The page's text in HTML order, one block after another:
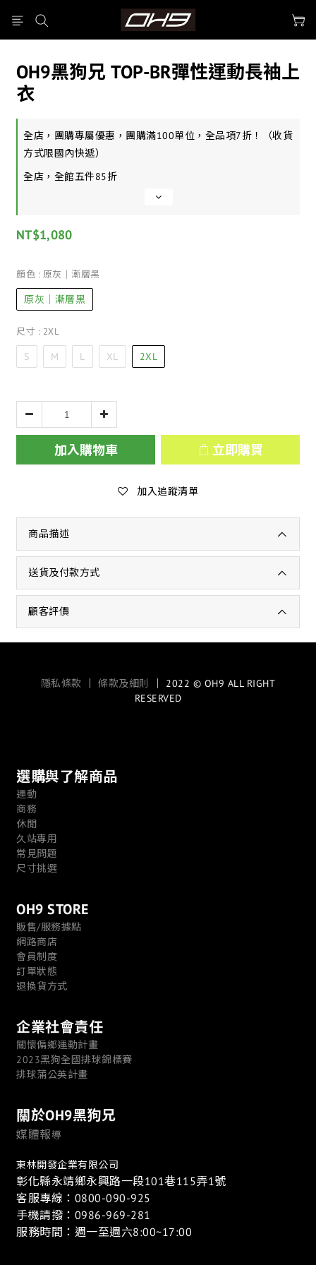
OH9黑狗兄 TOP-BR彈性運動長袖上
衣
全店，團購專屬優惠，團購滿100單位，全品項7折！（收貨
方式限國內快遞）
全店，全館五件85折
NT$1,080
顏色 : 原灰｜漸層黑
原灰｜漸層黑
尺寸 : 2XL
S M L XL 2XL
加入購物車 立即購買
加入追蹤清單
商品描述
送貨及付款方式
顧客評價
隱私條款 ｜條款及細則
｜ 2022 © OH9 ALL RIGHT
RESERVED
選購與了解商品
運動
商務
休閒
久站專用
常見問題
尺寸挑選
OH9 STORE
販售/服務據點
網路商店
會員制度
訂單狀態
退換貨方式
企業社會責任
關懷偏鄉運動計畫
2023黑狗全國排球錦標賽
排球蒲公英計畫
關於OH9黑狗兄
媒體報導
東林開發企業有限公司
彰化縣永靖鄉永興路一段101巷115弄1號
客服專線：0800-090-925
手機請撥：0986-969-281
服務時間：週一至週六8:00~17:00